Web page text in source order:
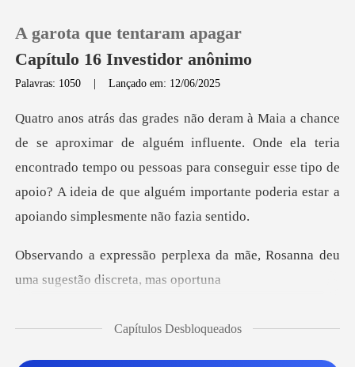
0
Loja
Sair
A garota que tentaram apagar
Capítulo 16 Investidor anônimo
Palavras: 1050 |Lançado em: 12/06/2025
ente. Onde ela teria
encontrado tempo ou pessoas para conseguir esse tipo de
apoio? A
xa da mãe, Rosanna deu
uma su
Capítulos Desbloqueados